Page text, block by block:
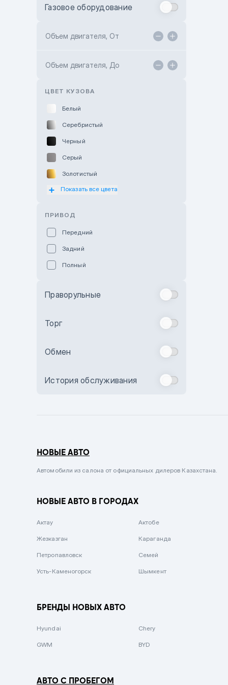
Toyota Kokshetau
Hyundai ShymCity
Газовое оборудование
Объем двигателя, От
Объем двигателя, До
ЦВЕТ КУЗОВА
Белый
Серебристый
Черный
Серый
Золотистый
Оранжевый
Бежевый
Комбинированный
Сиреневый металлик
Вишневый
Зеленый металлик
Показать все цвета
ПРИВОД
Передний
Задний
Полный
Праворульные
Торг
Обмен
История обслуживания
НОВЫЕ АВТО
Автомобили из салона от официальных дилеров Казахстана.
НОВЫЕ АВТО В ГОРОДАХ
Актау Актобе
Жезказган Караганда
Петропавловск Семей
Усть-Каменогорск Шымкент
БРЕНДЫ НОВЫХ АВТО
Hyundai Chery
GWM BYD
АВТО С ПРОБЕГОМ